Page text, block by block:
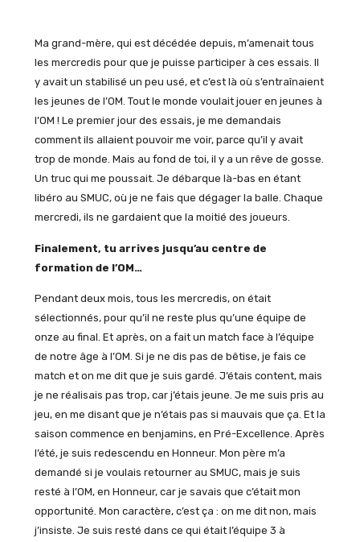
Ma grand-mère, qui est décédée depuis, m’amenait tous
les mercredis pour que je puisse participer à ces essais. Il
y avait un stabilisé un peu usé, et c’est là où s’entraînaient
les jeunes de l’OM. Tout le monde voulait jouer en jeunes à
l’OM ! Le premier jour des essais, je me demandais
comment ils allaient pouvoir me voir, parce qu’il y avait
trop de monde. Mais au fond de toi, il y a un rêve de gosse.
Un truc qui me poussait. Je débarque là-bas en étant
libéro au SMUC, où je ne fais que dégager la balle. Chaque
mercredi, ils ne gardaient que la moitié des joueurs.
Finalement, tu arrives jusqu’au centre de
formation de l’OM…
Pendant deux mois, tous les mercredis, on était
sélectionnés, pour qu’il ne reste plus qu’une équipe de
onze au final. Et après, on a fait un match face à l’équipe
de notre âge à l’OM. Si je ne dis pas de bêtise, je fais ce
match et on me dit que je suis gardé. J’étais content, mais
je ne réalisais pas trop, car j’étais jeune. Je me suis pris au
jeu, en me disant que je n’étais pas si mauvais que ça. Et la
saison commence en benjamins, en Pré-Excellence. Après
l’été, je suis redescendu en Honneur. Mon père m’a
demandé si je voulais retourner au SMUC, mais je suis
resté à l’OM, en Honneur, car je savais que c’était mon
opportunité. Mon caractère, c’est ça : on me dit non, mais
j’insiste. Je suis resté dans ce qui était l’équipe 3 à